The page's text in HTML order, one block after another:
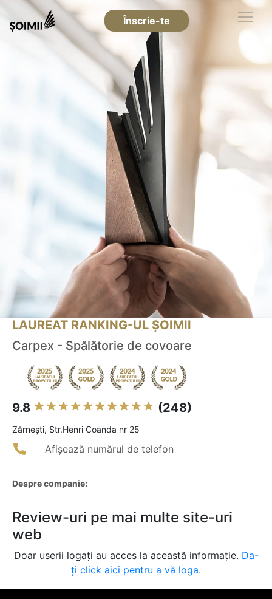
Înscrie-te
LAUREAT RANKING-UL ȘOIMII
Carpex - Spălătorie de covoare
9.8 (248)
Zărneşti, Str.Henri Coanda nr 25
Afișează numărul de telefon
Despre companie:
Review-uri pe mai multe site-uri
web
Doar userii logați au acces la această informație. Da-
ți click aici pentru a vă loga.